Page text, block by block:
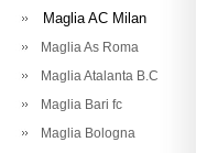
Maglia AC Milan
Maglia As Roma
Maglia Atalanta B.C
Maglia Bari fc
Maglia Bologna